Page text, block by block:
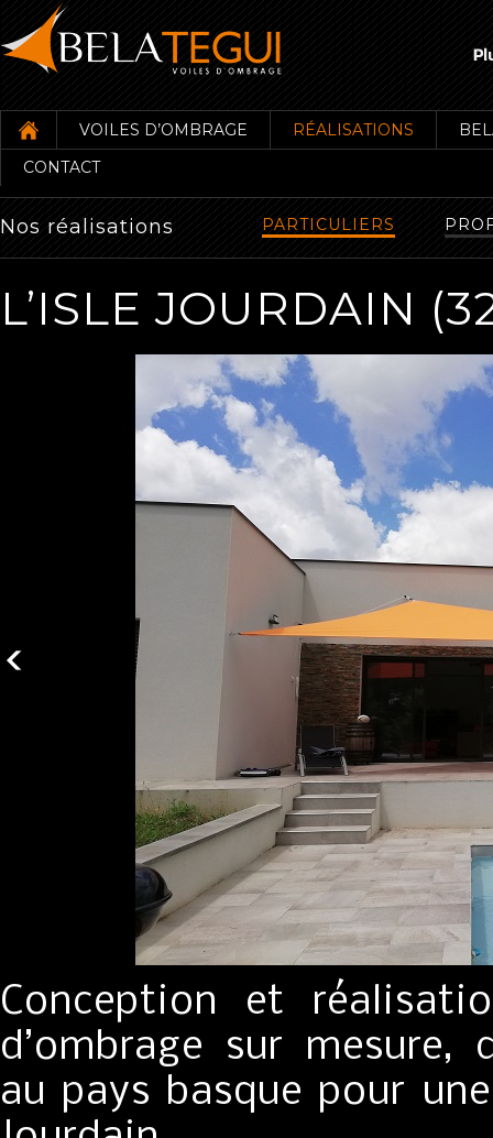
VOILES D’OMBRAGE RÉALISATIONS
CONTACT
Nos réalisations PARTICULIERS
L’ISLE JOURDAIN
Conception et
d’ombrage sur mesure,
au pays basque pour